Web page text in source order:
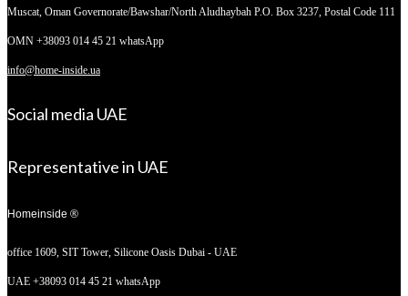
Muscat, Oman Governorate/Bawshar/North Aludhaybah P.O. Box 3237, Postal Code 111
OMN +38093 014 45 21 whatsApp
info@home-inside.ua
Social media UAE
Representative in UAE
Homeinside ®
office 1609, SIT Tower, Silicone Oasis Dubai - UAE
UAE +38093 014 45 21 whatsApp